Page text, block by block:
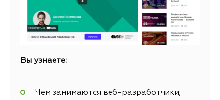
Вы узнаете:
Чем занимаются веб-разработчики;